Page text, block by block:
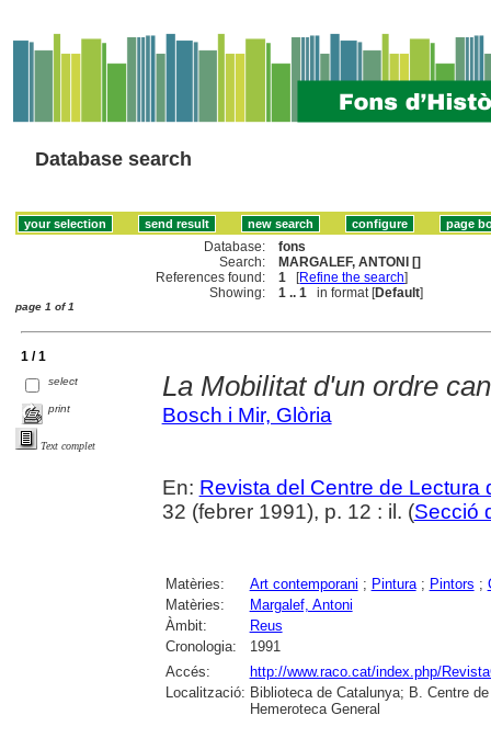
Database search
Database:
fons
Search:
MARGALEF, ANTONI []
References found:
1 [Refine the search]
Showing:
1 .. 1 in format [Default]
page 1 of 1
1 / 1
select
print
Text complet
La Mobilitat d'un ordre
Bosch i Mir, Glòria
En: Revista del Centre de Lectura
32 (febrer 1991), p. 12 : il. (Secció
Matèries: Art contemporani ; Pintura; Pintors ;
Matèries:
Margalef, Antoni
Àmbit:
Reus
Cronologia:
1991
Accés:
http://www.raco.cat/index.php/
Localització: Biblioteca de Catalunya; B. Centre
Hemeroteca General